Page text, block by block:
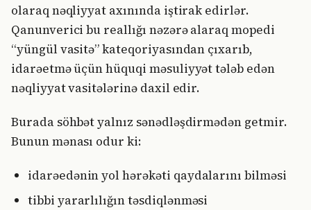
olaraq nəqliyyat axınında iştirak edirlər.
Qanunverici bu reallığı nəzərə alaraq mopedi
“yüngül vasitə” kateqoriyasından çıxarıb,
idarəetmə üçün hüquqi məsuliyyət tələb edən
nəqliyyat vasitələrinə daxil edir.
Burada söhbət yalnız sənədləşdirmədən getmir.
Bunun mənası odur ki:
idarəedənin yol hərəkəti qaydalarını bilməsi
tibbi yararlılığın təsdiqlənməsi